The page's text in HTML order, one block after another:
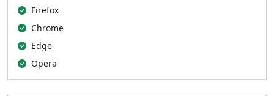
Firefox
Chrome
Edge
Opera